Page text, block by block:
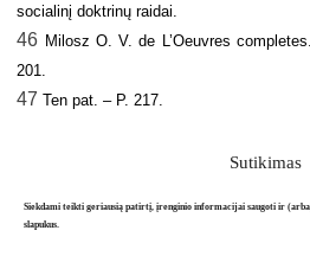
Sutikimas
Siekdami teikti geriausią patirtį, įrenginio informacijai saugoti ir
slapukus.
socialinį doktrinų raidai.
46 Milosz O. V. de L’Oeuvres
201.
47 Ten pat. – P. 217.